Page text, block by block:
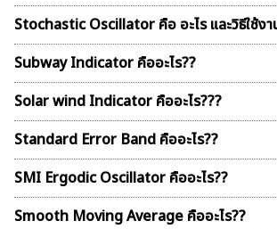
Stochastic Oscillator คือ อะไร และวิธีใช้งา
Subway Indicator คืออะไร??
Solar wind Indicator คืออะไร???
Standard Error Band คืออะไร??
SMI Ergodic Oscillator คืออะไร??
Smooth Moving Average คืออะไร??